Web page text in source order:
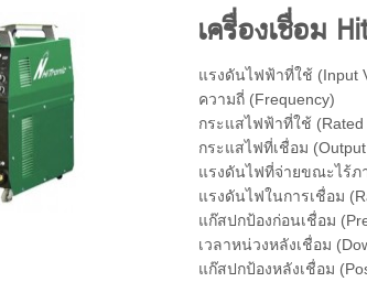
เครื่องเชื่อม
แรงดันไฟฟ้าที่ใช้ (Input
ความถี่ (Frequency)
กระแสไฟฟ้าที่ใช้ (Rated
กระแสไฟที่เชื่อม
แรงดันไฟที่จ่ายขณะไร้ภ
แรงดันไฟในการเชื่อม
แก๊สปกป้องก่อนเชื่อม
เวลาหน่วงหลังเชื่อม
แก๊สปกป้องหลังเชื่อม